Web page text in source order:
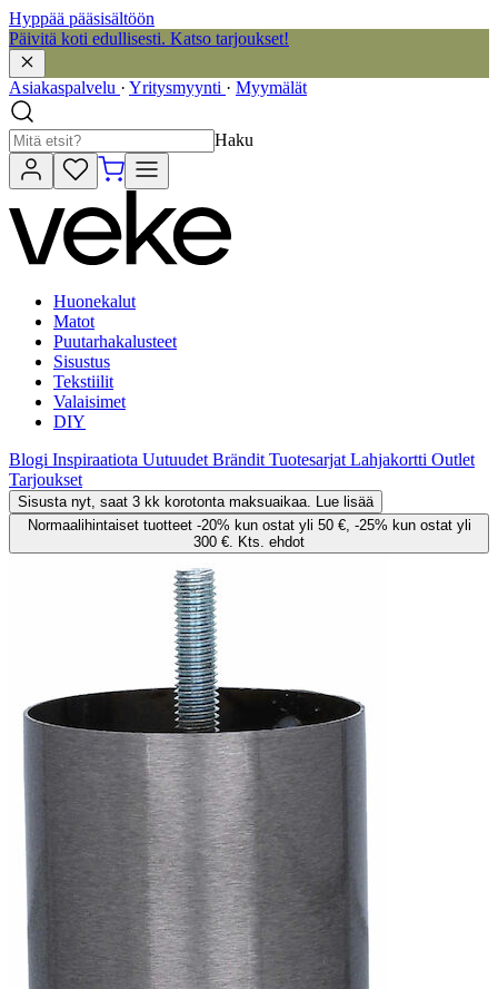
Hyppää pääsisältöön
Päivitä koti edullisesti. Katso tarjoukset!
Asiakaspalvelu · Yritysmyynti · Myymälät
Haku
Huonekalut
Matot
Puutarhakalusteet
Sisustus
Tekstiilit
Valaisimet
DIY
Blogi Inspiraatiota Uutuudet Brändit Tuotesarjat Lahjakortti Outlet
Tarjoukset
Sisusta nyt, saat 3 kk korotonta maksuaikaa. Lue lisää
Normaalihintaiset tuotteet -20% kun ostat yli 50 €, -25% kun ostat yli
300 €. Kts. ehdot